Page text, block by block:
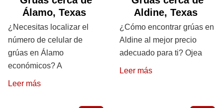
Álamo, Texas
¿Necesitas localizar el
número de celular de
grúas en Álamo
económicos? A
Leer más
Aldine, Texas
¿Cómo encontrar grúas en
Aldine al mejor precio
adecuado para ti? Ojea
Leer más